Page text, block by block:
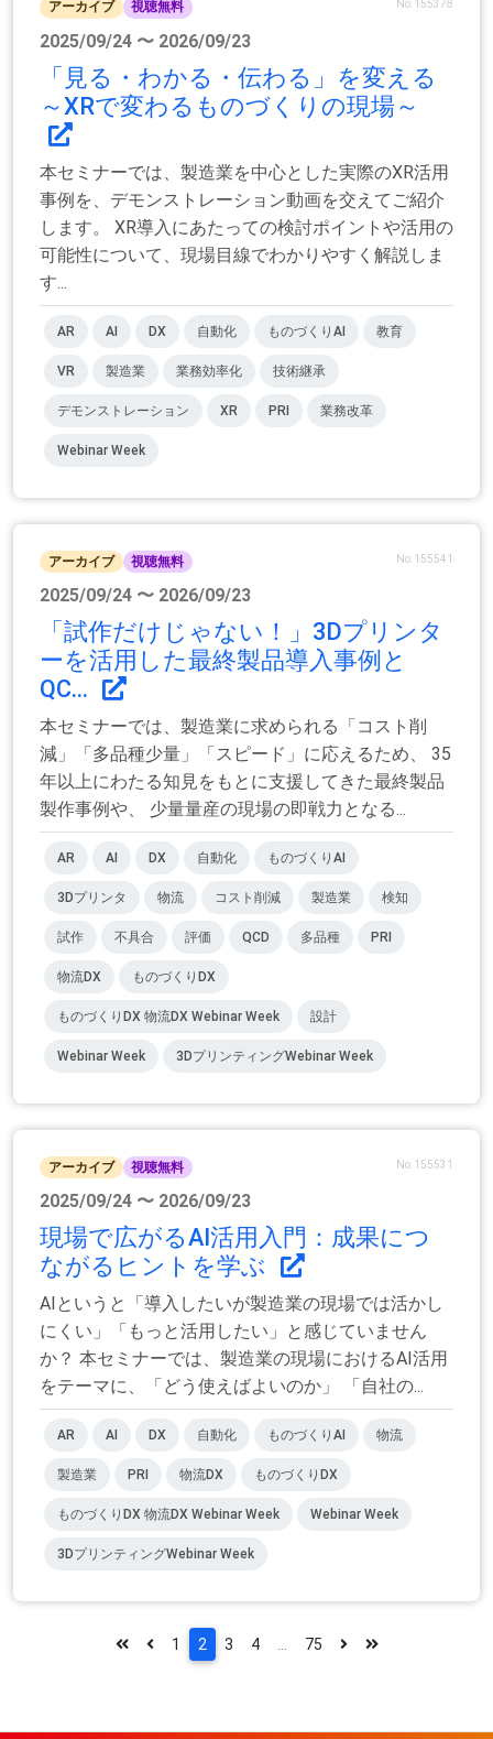
アーカイブ 視聴無料 No.155378
2025/09/24 〜 2026/09/23
「見る・わかる・伝わる」を変える
～XRで変わるものづくりの現場～
本セミナーでは、製造業を中心とした実際のXR活用
事例を、デモンストレーション動画を交えてご紹介
します。 XR導入にあたっての検討ポイントや活用の
可能性について、現場目線でわかりやすく解説しま
す...
AR AI DX 自動化 ものづくりAI 教育
VR 製造業 業務効率化 技術継承
デモンストレーション XR PRI 業務改革
Webinar Week
アーカイブ 視聴無料 No.155541
2025/09/24 〜 2026/09/23
「試作だけじゃない！」3Dプリンタ
ーを活用した最終製品導入事例と
QC...
本セミナーでは、製造業に求められる「コスト削
減」「多品種少量」「スピード」に応えるため、 35
年以上にわたる知見をもとに支援してきた最終製品
製作事例や、 少量量産の現場の即戦力となる...
AR AI DX 自動化 ものづくりAI
3Dプリンタ 物流 コスト削減 製造業 検知
試作 不具合 評価 QCD 多品種 PRI
物流DX ものづくりDX
ものづくりDX 物流DX Webinar Week 設計
Webinar Week 3DプリンティングWebinar Week
アーカイブ 視聴無料 No.155531
2025/09/24 〜 2026/09/23
現場で広がるAI活用入門：成果につ
ながるヒントを学ぶ
AIというと「導入したいが製造業の現場では活かし
にくい」「もっと活用したい」と感じていません
か？ 本セミナーでは、製造業の現場におけるAI活用
をテーマに、「どう使えばよいのか」 「自社の...
AR AI DX 自動化 ものづくりAI 物流
製造業 PRI 物流DX ものづくりDX
ものづくりDX 物流DX Webinar Week Webinar Week
3DプリンティングWebinar Week
1 2 3 4 ... 75